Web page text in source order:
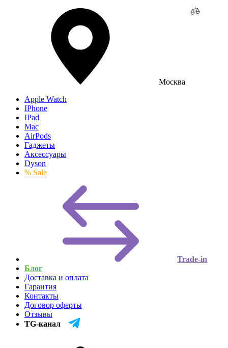
Москва
Apple Watch
IPhone
IPad
Mac
AirPods
Гаджеты
Аксессуары
Dyson
% Sale
Trade-in
Блог
Доставка и оплата
Гарантия
Контакты
Договор оферты
Отзывы
TG-канал